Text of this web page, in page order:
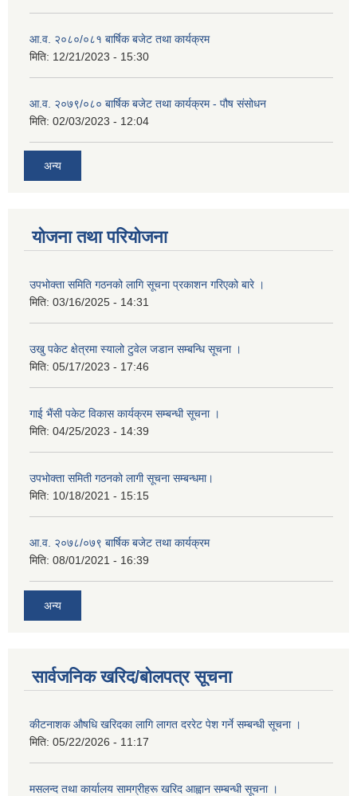
आ.व. २०८०/०८१ बार्षिक बजेट तथा कार्यक्रम
मिति: 12/21/2023 - 15:30
आ.व. २०७९/०८० बार्षिक बजेट तथा कार्यक्रम - पौष संसोधन
मिति: 02/03/2023 - 12:04
अन्य
योजना तथा परियोजना
उपभोक्ता समिति गठनको लागि सूचना प्रकाशन गरिएको बारे ।
मिति: 03/16/2025 - 14:31
उखु पकेट क्षेत्रमा स्यालो टुवेल जडान सम्बन्धि सूचना ।
मिति: 05/17/2023 - 17:46
गाई भैंसी पकेट विकास कार्यक्रम सम्बन्धी सूचना ।
मिति: 04/25/2023 - 14:39
उपभोक्ता समिती गठनको लागी सूचना सम्बन्धमा।
मिति: 10/18/2021 - 15:15
आ.व. २०७८/०७९ बार्षिक बजेट तथा कार्यक्रम
मिति: 08/01/2021 - 16:39
अन्य
सार्वजनिक खरिद/बोलपत्र सूचना
कीटनाशक औषधि खरिदका लागि लागत दररेट पेश गर्ने सम्बन्धी सूचना ।
मिति: 05/22/2026 - 11:17
मसलन्द तथा कार्यालय सामग्रीहरू खरिद आह्वान सम्बन्धी सूचना ।